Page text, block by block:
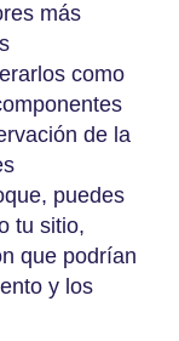
más
como
de la
puedes
tu sitio,
que podrían
y los